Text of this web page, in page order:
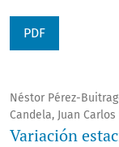
PDF
Néstor Pérez-
Candela, Juan
Variación